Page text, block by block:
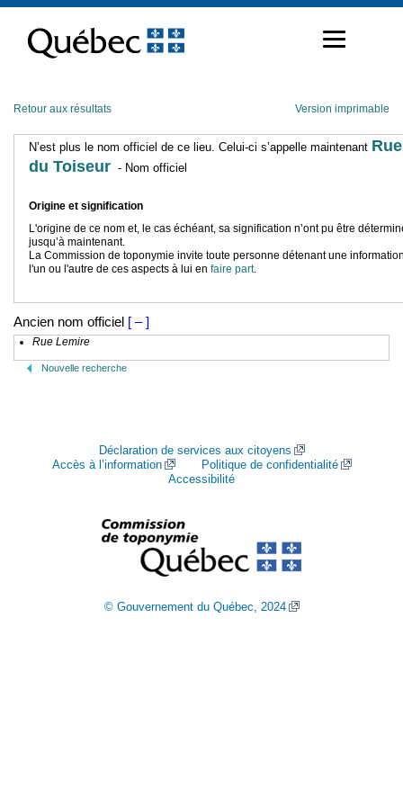
contenu
Retour aux résultats Version imprimable
N’est plus le nom officiel de ce lieu. Celui-ci s’appelle maintenant Rue
du Toiseur - Nom officiel
Origine et signification
L'origine de ce nom et, le cas échéant, sa signification n’ont pu être
jusqu’à maintenant.
La Commission de toponymie invite toute personne détenant une
l'un ou l'autre de ces aspects à lui en faire part.
Ancien nom officiel [ – ]
Rue Lemire
Nouvelle recherche
Déclaration de services aux citoyens
Accès à l’information
Politique de confidentialité
Accessibilité
© Gouvernement du Québec, 2024